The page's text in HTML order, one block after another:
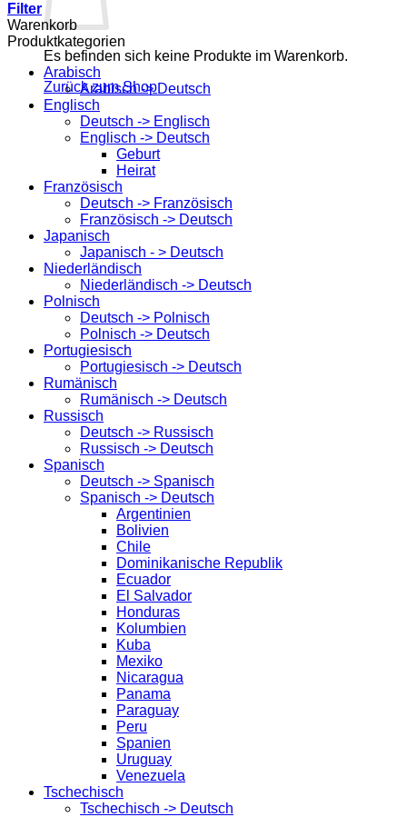
Es befinden sich keine Produkte im Warenkorb.
Zurück zum Shop
Filter
Warenkorb
Produktkategorien
Arabisch
Arabisch -> Deutsch
Englisch
Deutsch -> Englisch
Englisch -> Deutsch
Geburt
Heirat
Französisch
Deutsch -> Französisch
Französisch -> Deutsch
Japanisch
Japanisch - > Deutsch
Niederländisch
Niederländisch -> Deutsch
Polnisch
Deutsch -> Polnisch
Polnisch -> Deutsch
Portugiesisch
Portugiesisch -> Deutsch
Rumänisch
Rumänisch -> Deutsch
Russisch
Deutsch -> Russisch
Russisch -> Deutsch
Spanisch
Deutsch -> Spanisch
Spanisch -> Deutsch
Argentinien
Bolivien
Chile
Dominikanische Republik
Ecuador
El Salvador
Honduras
Kolumbien
Kuba
Mexiko
Nicaragua
Panama
Paraguay
Peru
Spanien
Uruguay
Venezuela
Tschechisch
Tschechisch -> Deutsch